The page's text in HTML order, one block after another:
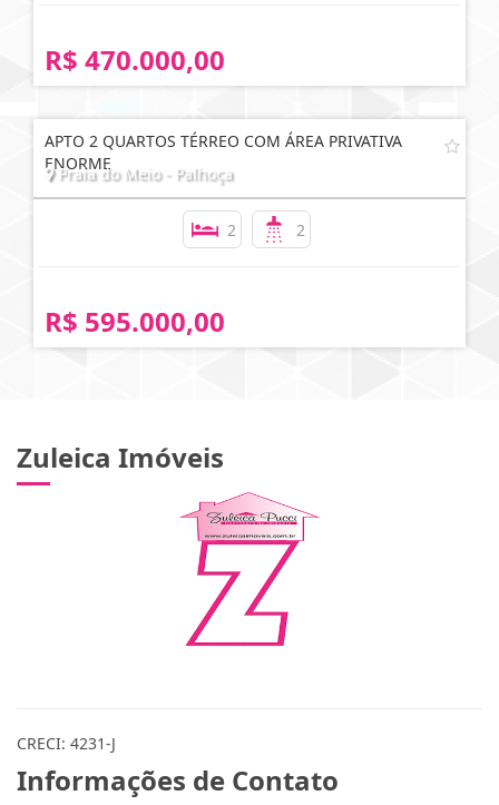
R$ 470.000,00
APTO 2 QUARTOS TÉRREO COM ÁREA PRIVATIVA
ENORME
Praia do Meio - Palhoça
2 2
R$ 595.000,00
Zuleica Imóveis
CRECI: 4231-J
Informações de Contato